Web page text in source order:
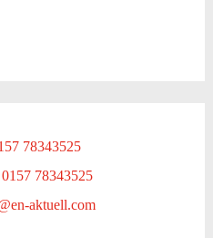
78343525
0157 78343525
aktuell.com